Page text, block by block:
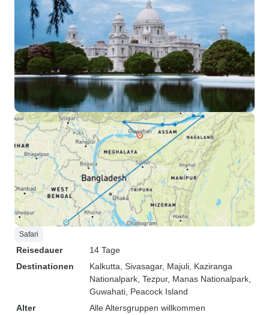
Safari
Reisedauer
14 Tage
Destinationen
Kalkutta , Sivasagar, Majuli , Kaziranga
Nationalpark , Tezpur, Manas Nationalpark
Guwahati , Peacock Island
Alter
Alle Altersgruppen willkommen